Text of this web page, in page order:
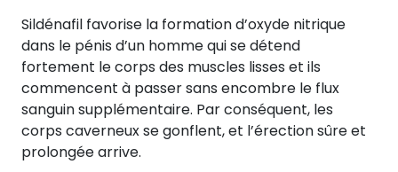
Sildénafil favorise la formation d’oxyde nitrique
dans le pénis d’un homme qui se détend
fortement le corps des muscles lisses et ils
commencent à passer sans encombre le flux
sanguin supplémentaire. Par conséquent, les
corps caverneux se gonflent, et l’érection sûre et
prolongée arrive.